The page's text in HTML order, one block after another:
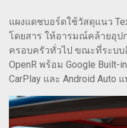
แผงแดชบอร์ดใช้วัสดุแนว
โดยสาร ให้อารมณ์คล้ายอุป
ครอบครัวทั่วไป ขณะที่ระบบ
OpenR พร้อม Google Built-
CarPlay และ Android Auto